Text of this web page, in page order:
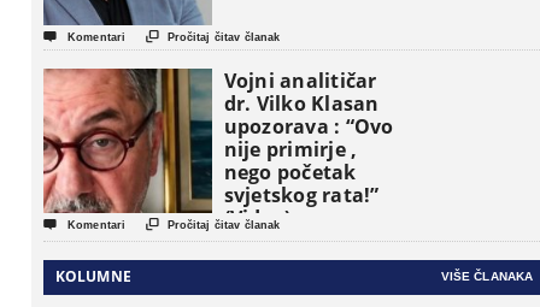
 Komentari  Pročitaj čitav članak
Vojni analitičar
dr. Vilko Klasan
upozorava : “Ovo
nije primirje ,
nego početak
svjetskog rata!”
(Video)
 Komentari  Pročitaj čitav članak
KOLUMNE VIŠE ČLANAKA